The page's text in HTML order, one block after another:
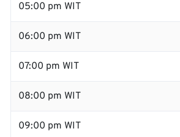
05:00 pm WIT
06:00 pm WIT
07:00 pm WIT
08:00 pm WIT
09:00 pm WIT